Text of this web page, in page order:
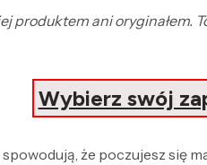
produktem ani oryginałem.
Wybierz swój
że poczujesz się